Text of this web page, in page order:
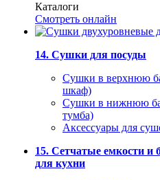
Каталоги
Смотреть онлайн
14. Сушки для посуды
Сушки в верхнюю
шкаф)
Сушки в нижнюю
тумба)
Аксессуары для
15. Сетчатые емкости и
для кухни